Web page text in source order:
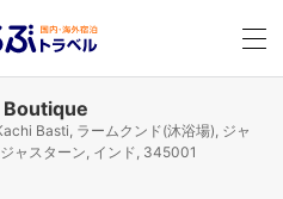
Basti, ラームクンド(沐浴場), ジャ
ャスターン, インド, 345001